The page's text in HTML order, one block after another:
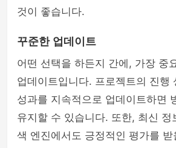
것이 좋습니다.
꾸준한 업데이트
어떤 선택을 하든지 간에, 가장 중
업데이트입니다. 프로젝트의 진행
성과를 지속적으로 업데이트하면
유지할 수 있습니다. 또한, 최신 정
색 엔진에서도 긍정적인 평가를